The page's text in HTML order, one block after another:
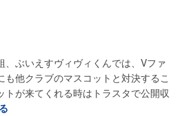
、ぶいえすヴィヴィくんでは、Vファ
他クラブのマスコットと対決するこ
トが来てくれる時はトラスタで公開収